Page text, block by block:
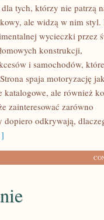
tych, którzy nie patrzą
ale widzą w nim styl.
wycieczki przez
konstrukcji,
i samochodów,
spaja motoryzację
ale również
zainteresować zarówno
odkrywają,